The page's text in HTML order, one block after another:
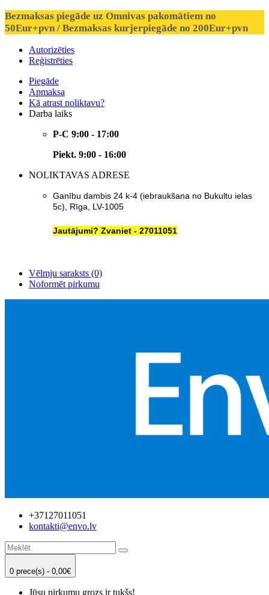
Bezmaksas piegāde uz Omnivas pakomātiem no
50Eur+pvn / Bezmaksas kurjerpiegāde no 200Eur+pvn
Autorizēties
Reģistrēties
Piegāde
Apmaksa
Kā atrast noliktavu?
Darba laiks
P-C 9:00 - 17:00
Piekt. 9:00 - 16:00
NOLIKTAVAS ADRESE
Ganību dambis 24 k-4 (iebraukšana no Bukultu ielas
5c), Rīga, LV-1005
Jautājumi? Zvaniet - 27011051
Vēlmju saraksts (0)
Noformēt pirkumu
+37127011051
kontakti@envo.lv
0 prece(s) - 0,00€
Jūsu pirkumu grozs ir tukšs!